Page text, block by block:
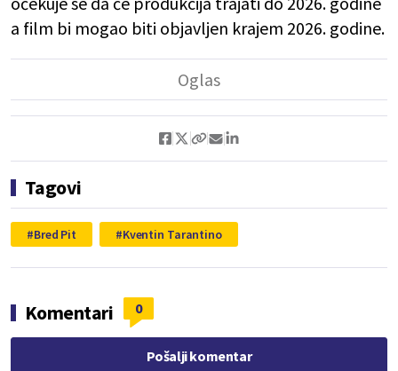
a film bi mogao biti objavljen krajem 2026. godine.
Tagovi
Bred Pit Kventin Tarantino
Komentari 0
Pošalji komentar